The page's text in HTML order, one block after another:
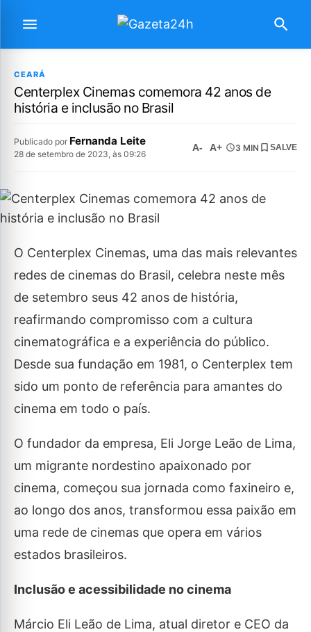
CEARÁ
Centerplex Cinemas comemora 42 anos de
história e inclusão no Brasil
Publicado por Fernanda Leite
28 de setembro de 2023, às 09:26
A- A+ 3 MIN SALVE
O Centerplex Cinemas, uma das mais relevantes
redes de cinemas do Brasil, celebra neste mês
de setembro seus 42 anos de história,
reafirmando compromisso com a cultura
cinematográfica e a experiência do público.
Desde sua fundação em 1981, o Centerplex tem
sido um ponto de referência para amantes do
cinema em todo o país.
O fundador da empresa, Eli Jorge Leão de Lima,
um migrante nordestino apaixonado por
cinema, começou sua jornada como faxineiro e,
ao longo dos anos, transformou essa paixão em
uma rede de cinemas que opera em vários
estados brasileiros.
Inclusão e acessibilidade no cinema
Márcio Eli Leão de Lima, atual diretor e CEO da